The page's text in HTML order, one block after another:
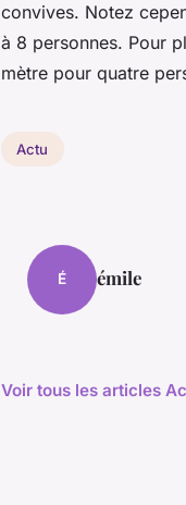
convives. Notez
à 8 personnes. Pour
mètre pour quatre
Actu
É émile
Voir tous les articles